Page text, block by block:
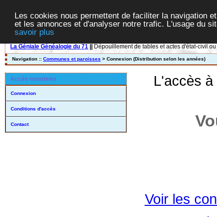
Les cookies nous permettent de faciliter la navigation
et les annonces et d'analyser notre trafic. L'usage du
savoir plus
La Géniale Généalogie du 71 Dépouillement de tables et actes d'état-civil
Navigation :: Communes et paroisses > Connexion (Distribution selon les années)
Accès membres
Connexion
Conditions d'accès
Contact
L'accès
Voir les